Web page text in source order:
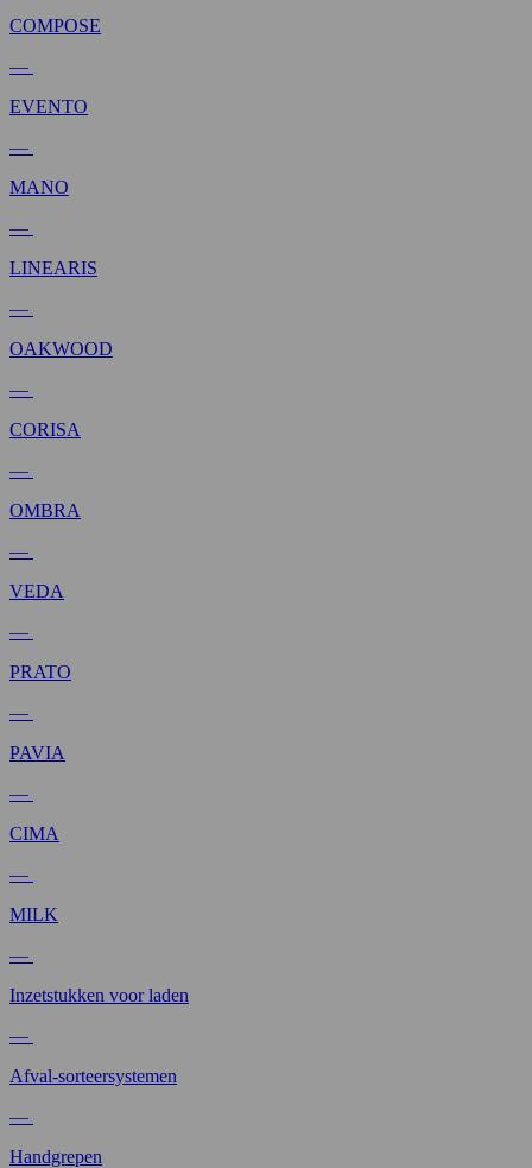
COMPOSE
—
EVENTO
—
MANO
—
LINEARIS
—
OAKWOOD
—
CORISA
—
OMBRA
—
VEDA
—
PRATO
—
PAVIA
—
CIMA
—
MILK
—
Inzetstukken voor laden
—
Afval-sorteersystemen
—
Handgrepen